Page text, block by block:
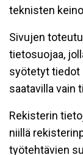
teknisten
Sivujen
tietosuojaa,
syötetyt tiedot
saatavilla vain
Rekisterin
niillä
työtehtävien